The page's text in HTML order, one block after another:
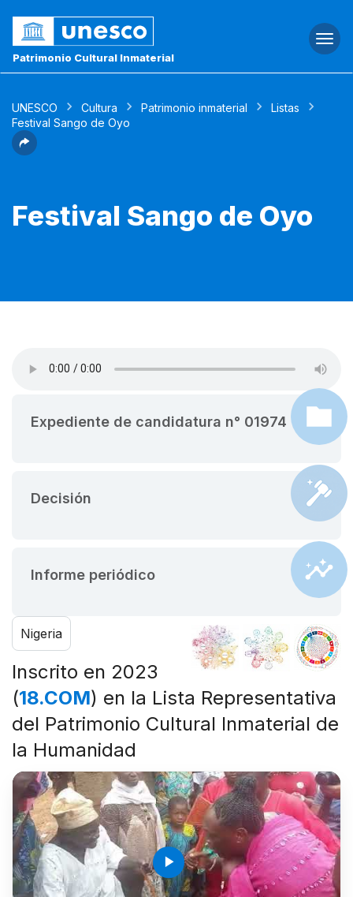
Patrimonio Cultural Inmaterial
UNESCO Cultura Patrimonio inmaterial
Listas
Festival Sango de Oyo
Festival Sango de Oyo
Expediente de candidatura n° 01974
Decisión
Informe periódico
Nigeria
Inscrito en 2023
(18.COM) en la Lista Representativa
del Patrimonio Cultural Inmaterial de
la Humanidad
play_arrow